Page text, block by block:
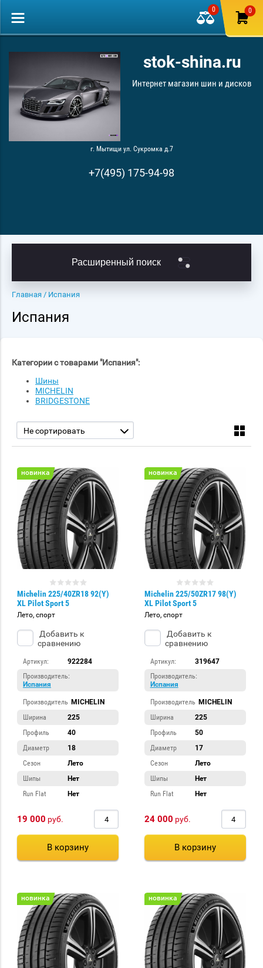
0
0
stok-shina.ru
Интернет магазин шин и дисков
г. Мытищи ул. Сукромка д.7
+7(495) 175-94-98
Расширенный поиск
Главная / Испания
Испания
Категории с товарами "Испания":
Шины
MICHELIN
BRIDGESTONE
Не сортировать
новинка
Michelin 225/40ZR18 92(Y)
XL Pilot Sport 5
Лето, спорт
Добавить к
сравнению
Артикул:
922284
Производитель:
Испания
Производитель MICHELIN
Ширина
225
Профиль
40
Диаметр
18
Сезон
Лето
Шипы
Нет
Run Flat
Нет
19 000 руб.
В корзину
новинка
Michelin 225/50ZR17 98(Y)
XL Pilot Sport 5
Лето, спорт
Добавить к
сравнению
Артикул:
319647
Производитель:
Испания
Производитель MICHELIN
Ширина
225
Профиль
50
Диаметр
17
Сезон
Лето
Шипы
Нет
Run Flat
Нет
24 000 руб.
В корзину
новинка новинка